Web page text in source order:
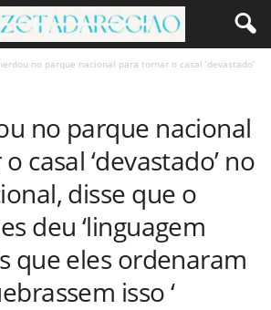
no parque nacional para tornar o casal ‘devastado’
no parque nacional
casal ‘devastado’ no
disse que o
deu ‘linguagem
que eles ordenaram
isso ‘